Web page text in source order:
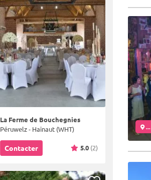
La Ferme de Bouchegnies
Péruwelz - Hainaut (WHT)
Contacter 5.0 (2)
...